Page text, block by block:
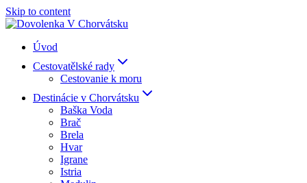
Skip to content
Úvod
Cestovatělské rady
Cestovanie k moru
Destinácie v Chorvátsku
Baška Voda
Brač
Brela
Hvar
Igrane
Istria